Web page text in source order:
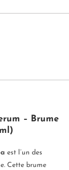
– Brume
est l’un des
Cette brume